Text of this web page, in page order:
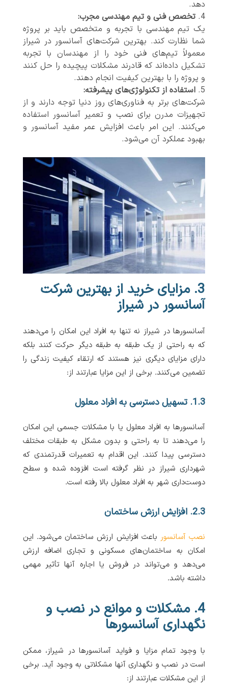
دهد.
تخصص فنی و تیم مهندسی مجرب:
یک تیم مهندسی با تجربه و متخصص باید بر پروژه
شما نظارت کند. بهترین شرکت‌های آسانسور در شیراز
معمولاً تیم‌های فنی خود را از مهندسان با تجربه
تشکیل داده‌اند که قادرند مشکلات پیچیده را حل کنند
و پروژه را با بهترین کیفیت انجام دهند.
استفاده از تکنولوژی‌های پیشرفته:
شرکت‌های برتر به فناوری‌های روز دنیا توجه دارند و از
تجهیزات مدرن برای نصب و تعمیر آسانسور استفاده
می‌کنند. این امر باعث افزایش عمر مفید آسانسور و
بهبود عملکرد آن می‌شود.
3. مزایای خرید از بهترین شرکت
آسانسور در شیراز
آسانسورها در شیراز نه تنها به افراد این امکان را می‌دهند
که به راحتی از یک طبقه به طبقه دیگر حرکت کنند بلکه
دارای مزایای دیگری نیز هستند که ارتقاء کیفیت زندگی را
تضمین می‌کنند. برخی از این مزایا عبارتند از:
1.3. تسهیل دسترسی به افراد معلول
آسانسورها به افراد معلول یا با مشکلات جسمی این امکان
را می‌دهند تا به راحتی و بدون مشکل به طبقات مختلف
دسترسی پیدا کنند. این اقدام به تعمیرات قدرتمندی که
شهرداری شیراز در نظر گرفته است افزوده شده و سطح
دوست‌داری شهر به افراد معلول بالا رفته است.
2.3. افزایش ارزش ساختمان
نصب آسانسور باعث افزایش ارزش ساختمان می‌شود. این
امکان به ساختمان‌های مسکونی و تجاری اضافه ارزش
می‌دهد و می‌تواند در فروش یا اجاره آنها تأثیر مهمی
داشته باشد.
4. مشکلات و موانع در نصب و
نگهداری آسانسورها
با وجود تمام مزایا و فواید آسانسورها در شیراز، ممکن
است در نصب و نگهداری آنها مشکلاتی به وجود آید. برخی
از این مشکلات عبارتند از: